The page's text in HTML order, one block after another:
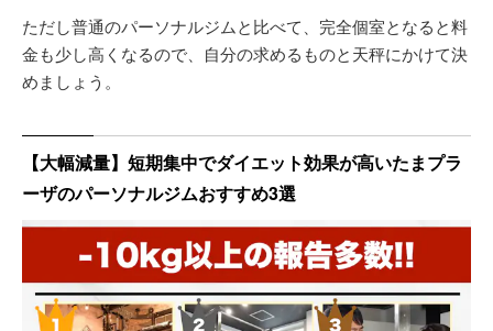
ただし普通のパーソナルジムと比べて、完全個室となると料
金も少し高くなるので、自分の求めるものと天秤にかけて決
めましょう。
【大幅減量】短期集中でダイエット効果が高いたまプラ
ーザのパーソナルジムおすすめ3選